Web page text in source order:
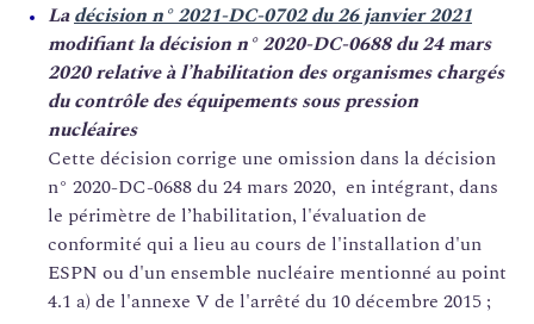
Ladécision n° 2021-DC-0702 du 26 janvier 2021
modifiant la décision n° 2020-DC-0688 du 24 mars
2020 relative à l’habilitation des organismes chargés
du contrôle des équipements sous pression
nucléaires
Cette décision corrige une omission dans la décision
n° 2020-DC-0688 du 24 mars 2020, en intégrant, dans
le périmètre de l’habilitation, l'évaluation de
conformité qui a lieu au cours de l'installation d'un
ESPN ou d'un ensemble nucléaire mentionné au point
4.1 a) de l'annexe V de l'arrêté du 10 décembre 2015 ;